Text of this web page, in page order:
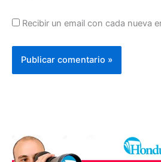
Recibir un email con cada nueva